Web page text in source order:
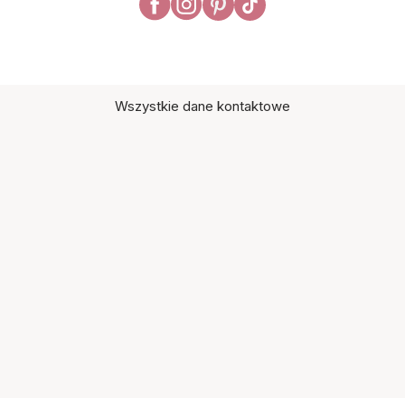
Wszystkie dane kontaktowe